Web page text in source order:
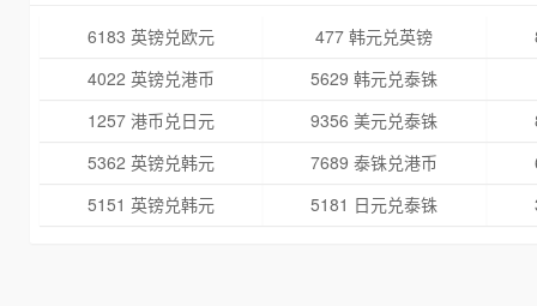
6183 英镑兑欧元 477 韩元兑英镑
4022 英镑兑港币
5629 韩元兑泰铢
1257 港币兑日元
9356 美元兑泰铢
5362 英镑兑韩元
7689 泰铢兑港币
5151 英镑兑韩元
5181 日元兑泰铢